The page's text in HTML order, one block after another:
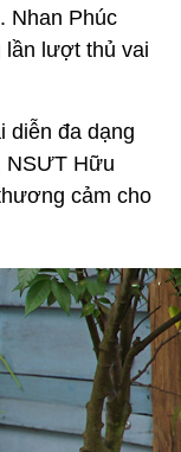
Nhan Phúc
lần lượt thủ vai
diễn đa dạng
NSƯT Hữu
cảm cho